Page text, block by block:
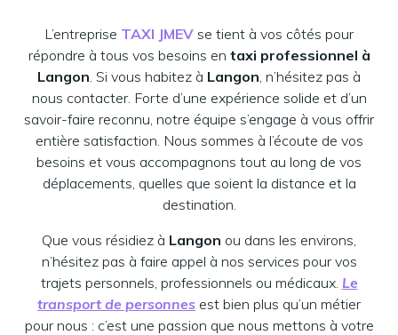
L’entreprise TAXI JMEV se tient à vos côtés pour
répondre à tous vos besoins en taxi professionnel à
Langon. Si vous habitez à Langon, n’hésitez pas à
nous contacter. Forte d’une expérience solide et d’un
savoir-faire reconnu, notre équipe s’engage à vous offrir
entière satisfaction. Nous sommes à l’écoute de vos
besoins et vous accompagnons tout au long de vos
déplacements, quelles que soient la distance et la
destination.
Que vous résidiez à Langon ou dans les environs,
n’hésitez pas à faire appel à nos services pour vos
trajets personnels, professionnels ou médicaux. Le
transport de personnes est bien plus qu’un métier
pour nous : c’est une passion que nous mettons à votre